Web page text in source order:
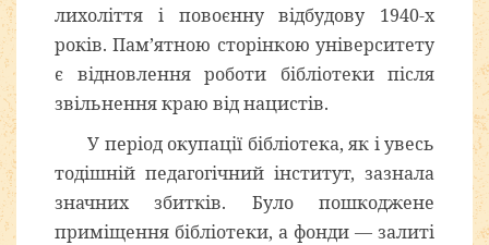
лихоліття і повоєнну відбудову 1940-х
років. Пам’ятною сторінкою університету
є відновлення роботи бібліотеки після
звільнення краю від нацистів.
У період окупації бібліотека, як і увесь
тодішній педагогічний інститут, зазнала
значних збитків. Було пошкоджене
приміщення бібліотеки, а фонди — залиті